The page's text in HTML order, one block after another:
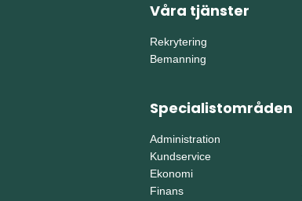
Våra tjänster
Rekrytering
Bemanning
Specialistområden
Administration
Kundservice
Ekonomi
Finans